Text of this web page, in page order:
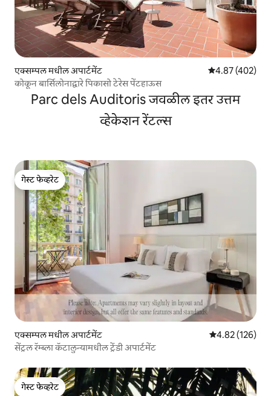
एक्सम्पल मधील अपार्टमेंट 5 पैकी 4.87
4.87 (402)
कोकून बार्सिलोनाद्वारे पिकासो टेरेस पेंटहाऊस
Parc dels Auditoris जवळील इतर उत्तम
व्हेकेशन रेंटल्स
गेस्ट फेव्हरेट
गेस्ट फेव्हरेट
एक्सम्पल मधील अपार्टमेंट 5 पैकी 4.82
4.82 (126)
सेंट्रल रॅम्ब्ला कॅटालुन्यामधील ट्रेंडी अपार्टमेंट
गेस्ट फेव्हरेट
गेस्ट फेव्हरेट